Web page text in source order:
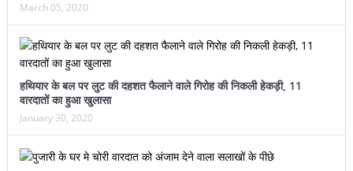
March 05, 2020
हथियार के बल पर लुट की दहशत फैलाने वाले गिरोह की निकली हेकड़ी, 11
वारदातों का हुआ खुलासा
January 30, 2020